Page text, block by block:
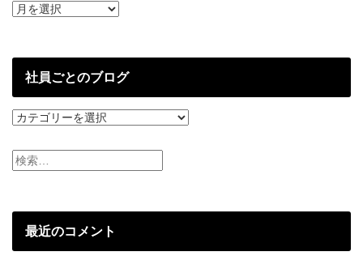
過
投
社員ごとのブログ
社
ご
と
ロ
最近のコメント